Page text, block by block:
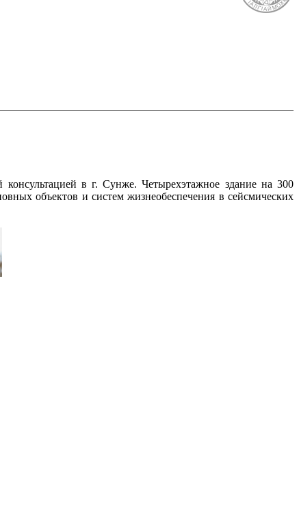
в г. Сунже. Четырехэтажное здание на 300
объектов и систем жизнеобеспечения в сейсмических